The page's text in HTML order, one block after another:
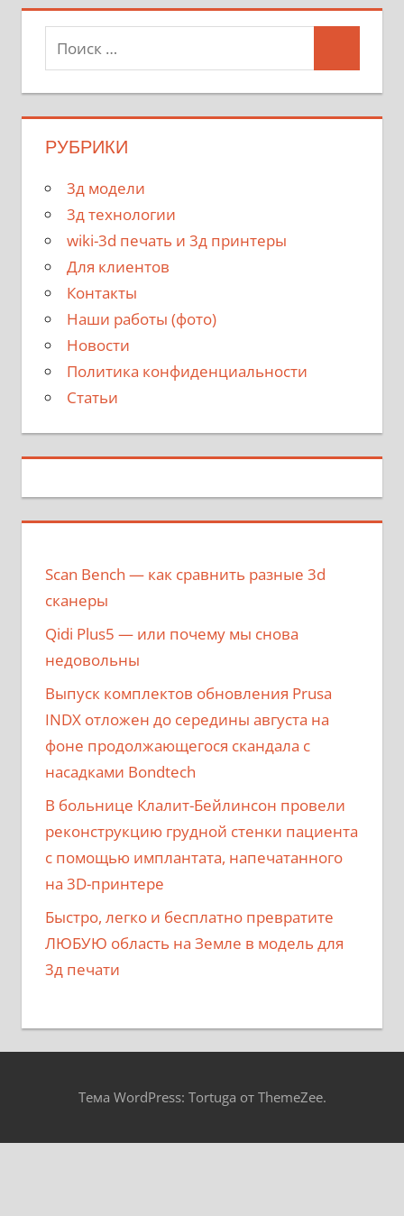
РУБРИКИ
3д модели
3д технологии
wiki-3d печать и 3д принтеры
Для клиентов
Контакты
Наши работы (фото)
Новости
Политика конфиденциальности
Статьи
Scan Bench — как сравнить разные 3d
сканеры
Qidi Plus5 — или почему мы снова
недовольны
Выпуск комплектов обновления Prusa
INDX отложен до середины августа на
фоне продолжающегося скандала с
насадками Bondtech
В больнице Клалит-Бейлинсон провели
реконструкцию грудной стенки пациента
с помощью имплантата, напечатанного
на 3D-принтере
Быстро, легко и бесплатно превратите
ЛЮБУЮ область на Земле в модель для
3д печати
Тема WordPress: Tortuga от ThemeZee.